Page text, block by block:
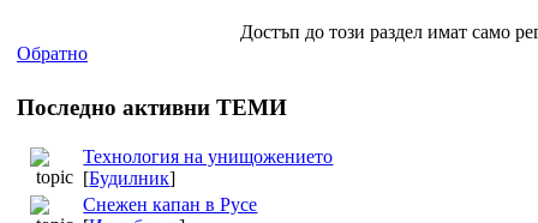
Достъп до този раздел имат само
Обратно
Последно активни ТЕМИ
Технология на унищожението
[Будилник]
Снежен капан в Русе